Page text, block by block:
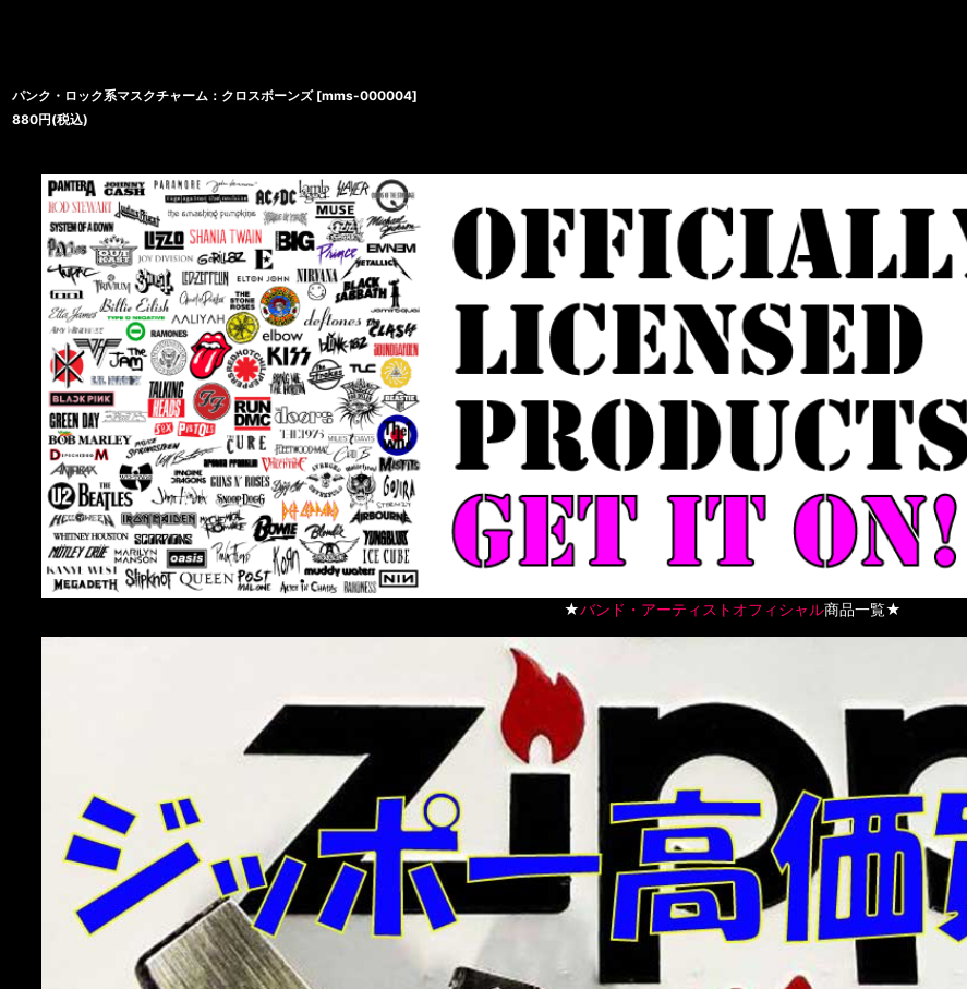
パンク・ロック系マスクチャーム：クロスボーンズ [mms-000004]
880円(税込)
★バンド・アーティストオフィシャル商品一覧★